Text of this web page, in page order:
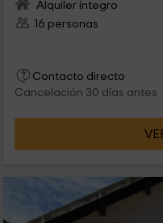
Alquiler íntegro
16 personas
Contacto directo
Cancelación 30 días antes